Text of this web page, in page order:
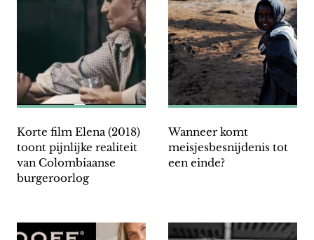
Korte film Elena (2018)
toont pijnlijke realiteit
van Colombiaanse
burgeroorlog
Wanneer komt
meisjesbesnijdenis tot
een einde?